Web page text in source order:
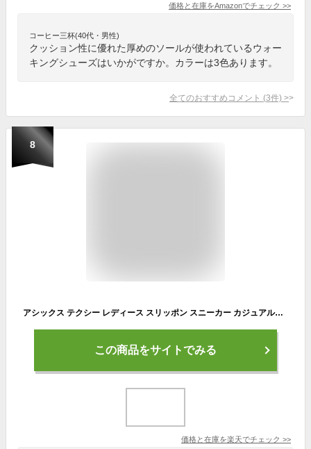
価格と在庫をAmazonでチェック >>
コーヒー三杯(40代・男性)
クッション性に優れた厚めのソールが使われているウォー
キングシューズはいかがですか。カラーは3色あります。
全てのおすすめコメント (3件) >
8
アシックス テクシー レディース スリッポン スニーカー カジュアルシューズ コンフォートシューズ ウォーキングシューズ 靴 軽量 TL-16600
この商品をサイトでみる
価格と在庫を楽天でチェック >>